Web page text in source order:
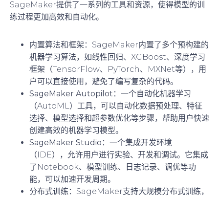
SageMaker提供了一系列的工具和资源，使得模型的训
练过程更加高效和自动化。
内置算法和框架 ：SageMaker内置了多个预构建的
机器学习算法，如线性回归、XGBoost、深度学习
框架（TensorFlow、PyTorch、MXNet等），用
户可以直接使用，避免了编写复杂的代码。
SageMaker Autopilot ：一个自动化机器学习
（AutoML）工具，可以自动化数据预处理、特征
选择、模型选择和超参数优化等步骤，帮助用户快速
创建高效的机器学习模型。
SageMaker Studio ：一个集成开发环境
（IDE），允许用户进行实验、开发和调试。它集成
了Notebook、模型训练、日志记录、调优等功
能，可以加速开发周期。
分布式训练 ：SageMaker支持大规模分布式训练，